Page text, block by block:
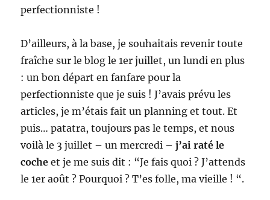
perfectionniste !
D’ailleurs, à la base, je souhaitais revenir toute
fraîche sur le blog le 1er juillet, un lundi en plus
: un bon départ en fanfare pour la
perfectionniste que je suis ! J’avais prévu les
articles, je m’étais fait un planning et tout. Et
puis… patatra, toujours pas le temps, et nous
voilà le 3 juillet – un mercredi –j’ai raté le
coche et je me suis dit : “Je fais quoi ? J’attends
le 1er août ? Pourquoi ? T’es folle, ma vieille ! “.